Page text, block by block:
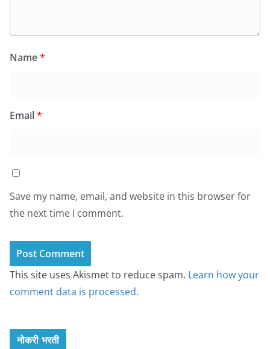
Name*
Email*
Save my name, email, and website in this browser for
the next time I comment.
This site uses Akismet to reduce spam. Learn how your
comment data is processed.
नोकरी भरती